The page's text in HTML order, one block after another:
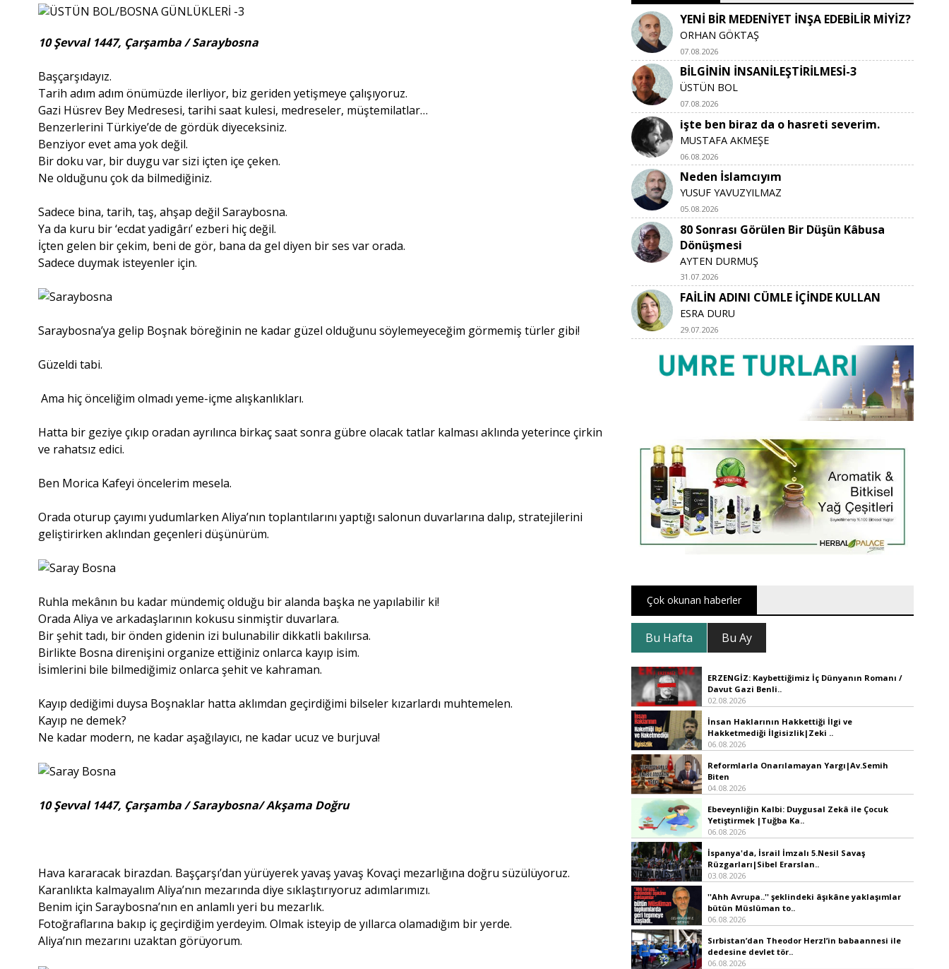
10 Şevval 1447, Çarşamba / Saraybosna
Başçarşıdayız.
Tarih adım adım önümüzde ilerliyor, biz geriden yetişmeye çalışıyoruz.
Gazi Hüsrev Bey Medresesi, tarihi saat kulesi, medreseler, müştemilatlar…
Benzerlerini Türkiye’de de gördük diyeceksiniz.
Benziyor evet ama yok değil.
Bir doku var, bir duygu var sizi içten içe çeken.
Ne olduğunu çok da bilmediğiniz.
Sadece bina, tarih, taş, ahşap değil Saraybosna.
Ya da kuru bir ‘ecdat yadigârı’ ezberi hiç değil.
İçten gelen bir çekim, beni de gör, bana da gel diyen bir ses var orada.
Sadece duymak isteyenler için.
Saraybosna’ya gelip Boşnak böreğinin ne kadar güzel olduğunu söylemeyeceğim görmemiş türler gibi!
Güzeldi tabi.
Ama hiç önceliğim olmadı yeme-içme alışkanlıkları.
Hatta bir geziye çıkıp oradan ayrılınca birkaç saat sonra gübre olacak tatlar kalması aklında yeterince çirkin
ve rahatsız edici.
Ben Morica Kafeyi öncelerim mesela.
Orada oturup çayımı yudumlarken Aliya’nın toplantılarını yaptığı salonun duvarlarına dalıp, stratejilerini
geliştirirken aklından geçenleri düşünürüm.
Ruhla mekânın bu kadar mündemiç olduğu bir alanda başka ne yapılabilir ki!
Orada Aliya ve arkadaşlarının kokusu sinmiştir duvarlara.
Bir şehit tadı, bir önden gidenin izi bulunabilir dikkatli bakılırsa.
Birlikte Bosna direnişini organize ettiğiniz onlarca kayıp isim.
İsimlerini bile bilmediğimiz onlarca şehit ve kahraman.
Kayıp dediğimi duysa Boşnaklar hatta aklımdan geçirdiğimi bilseler kızarlardı muhtemelen.
Kayıp ne demek?
Ne kadar modern, ne kadar aşağılayıcı, ne kadar ucuz ve burjuva!
10 Şevval 1447, Çarşamba / Saraybosna/ Akşama Doğru
Hava kararacak birazdan. Başçarşı’dan yürüyerek yavaş yavaş Kovaçi mezarlığına doğru süzülüyoruz.
Karanlıkta kalmayalım Aliya’nın mezarında diye sıklaştırıyoruz adımlarımızı.
Benim için Saraybosna’nın en anlamlı yeri bu mezarlık.
Fotoğraflarına bakıp iç geçirdiğim yerdeyim. Olmak isteyip de yıllarca olamadığım bir yerde.
Aliya’nın mezarını uzaktan görüyorum.
YENİ BİR MEDENİYET İNŞA EDEBİLİR MİYİZ?
ORHAN GÖKTAŞ
07.08.2026
BİLGİNİN İNSANİLEŞTİRİLMESİ-3
ÜSTÜN BOL
07.08.2026
işte ben biraz da o hasreti severim.
MUSTAFA AKMEŞE
06.08.2026
Neden İslamcıyım
YUSUF YAVUZYILMAZ
05.08.2026
80 Sonrası Görülen Bir Düşün Kâbusa
Dönüşmesi
AYTEN DURMUŞ
31.07.2026
FAİLİN ADINI CÜMLE İÇİNDE KULLAN
ESRA DURU
29.07.2026
Çok okunan haberler
Bu Hafta Bu Ay
ERZENGİZ: Kaybettiğimiz İç Dünyanın Romanı /
Davut Gazi Benli..
02.08.2026
İnsan Haklarının Hakkettiği İlgi ve
Hakketmediği İlgisizlik|Zeki ..
06.08.2026
Reformlarla Onarılamayan Yargı|Av.Semih
Biten
04.08.2026
Ebeveynliğin Kalbi: Duygusal Zekâ ile Çocuk
Yetiştirmek |Tuğba Ka..
06.08.2026
İspanya'da, İsrail İmzalı 5.Nesil Savaş
Rüzgarları|Sibel Erarslan..
03.08.2026
''Ahh Avrupa..'' şeklindeki âşıkâne yaklaşımlar
bütün Müslüman to..
06.08.2026
Sırbistan’dan Theodor Herzl’in babaannesi ile
dedesine devlet tör..
06.08.2026